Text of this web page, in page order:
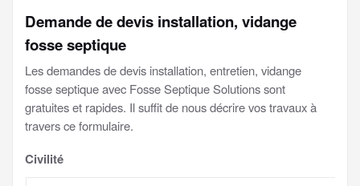
Demande de devis installation, vidange
fosse septique
Les demandes de devis installation, entretien, vidange
fosse septique avec Fosse Septique Solutions sont
gratuites et rapides. Il suffit de nous décrire vos travaux à
travers ce formulaire.
Civilité